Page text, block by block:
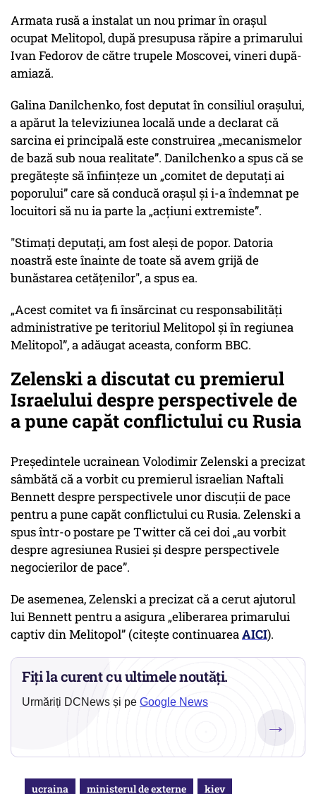
Armata rusă a instalat un nou primar în orașul
ocupat Melitopol, după presupusa răpire a primarului
Ivan Fedorov de către trupele Moscovei, vineri după-
amiază.
Galina Danilchenko, fost deputat în consiliul orașului,
a apărut la televiziunea locală unde a declarat că
sarcina ei principală este construirea „mecanismelor
de bază sub noua realitate”. Danilchenko a spus că se
pregătește să înființeze un „comitet de deputați ai
poporului” care să conducă orașul și i-a îndemnat pe
locuitori să nu ia parte la „acțiuni extremiste”.
"Stimați deputați, am fost aleși de popor. Datoria
noastră este înainte de toate să avem grijă de
bunăstarea cetățenilor", a spus ea.
„Acest comitet va fi însărcinat cu responsabilități
administrative pe teritoriul Melitopol și în regiunea
Melitopol”, a adăugat aceasta, conform BBC.
Zelenski a discutat cu premierul
Israelului despre perspectivele de
a pune capăt conflictului cu Rusia
Președintele ucrainean Volodimir Zelenski a precizat
sâmbătă că a vorbit cu premierul israelian Naftali
Bennett despre perspectivele unor discuții de pace
pentru a pune capăt conflictului cu Rusia. Zelenski a
spus într-o postare pe Twitter că cei doi „au vorbit
despre agresiunea Rusiei și despre perspectivele
negocierilor de pace”.
De asemenea, Zelenski a precizat că a cerut ajutorul
lui Bennett pentru a asigura „eliberarea primarului
captiv din Melitopol” (citește continuareaAICI).
Fiți la curent cu ultimele noutăți.
Urmăriți DCNews și pe Google News
→
ucraina ministerul de externe kiev